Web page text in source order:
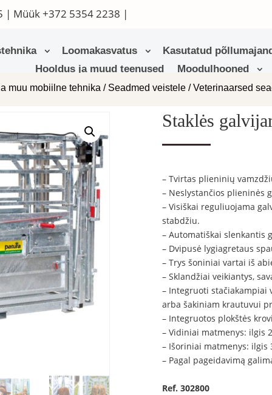
| Müük+372 5354 2238 |
Loomakasvatus
Kasutatud
Hooldus ja muud teenused
Moodulhooned
muu mobiilne tehnika / Seadmed veistele /Veterinaarsed
Staklės
– Tvirtas plieninių
– Neslystančios plieninės
– Visiškai reguliuojama
stabdžiu.
– Automatiškai slenkantis
– Dvipusė lygiagretaus
– Trys šoniniai vartai iš
– Sklandžiai veikiantys,
– Integruoti
arba šakiniam krautuvui
– Integruotos plokštės
– Vidiniai matmenys: ilgis
– Išoriniai matmenys: ilgis
– Pagal pageidavimą
Ref. 302800